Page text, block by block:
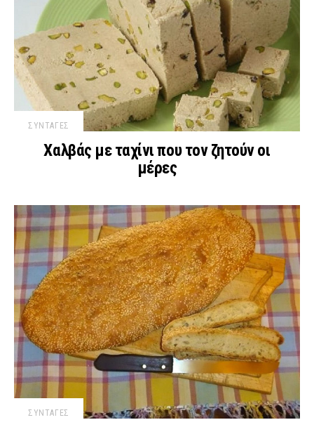
ΣΥΝΤΑΓΕΣ
Χαλβάς με ταχίνι που τον ζητούν οι
μέρες
ΣΥΝΤΑΓΕΣ